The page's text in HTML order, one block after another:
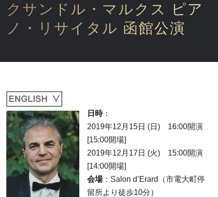
クサンドル・マルクス ピア
ノ・リサイタル 函館公演
日時：
2019年12月15日 (日) 16:00開演
[15:00開場]
2019年12月17日 (火) 15:00開演
[14:00開場]
会場：Salon d’Erard（市電大町停
留所より徒歩10分）